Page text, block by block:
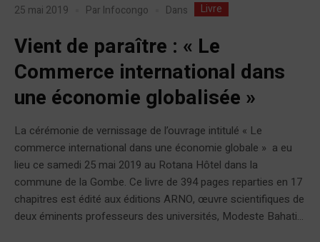
25 mai 2019 Par Infocongo Dans Livre
Vient de paraître : « Le
Commerce international dans
une économie globalisée »
La cérémonie de vernissage de l’ouvrage intitulé « Le
commerce international dans une économie globale » a eu
lieu ce samedi 25 mai 2019 au Rotana Hôtel dans la
commune de la Gombe. Ce livre de 394 pages reparties en 17
chapitres est édité aux éditions ARNO, œuvre scientifiques de
deux éminents professeurs des universités, Modeste Bahati...